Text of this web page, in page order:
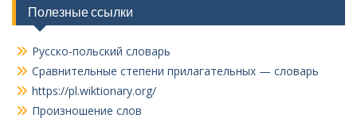
Полезные ссылки
Русско-польский словарь
Сравнительные степени прилагательных — словарь
https://pl.wiktionary.org/
Произношение слов